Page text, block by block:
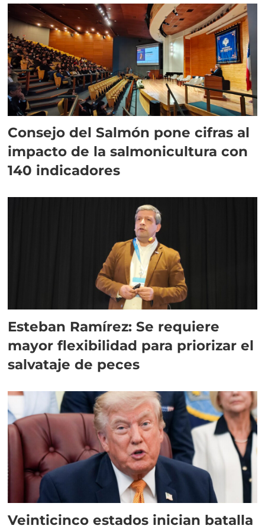
Consejo del Salmón pone cifras al
impacto de la salmonicultura con
140 indicadores
Esteban Ramírez: Se requiere
mayor flexibilidad para priorizar el
salvataje de peces
Veinticinco estados inician batalla